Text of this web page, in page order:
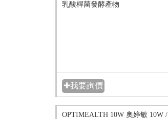
乳酸桿菌發酵產物
✚我要詢價
OPTIMEALTH 10W 奧婷敏 10W